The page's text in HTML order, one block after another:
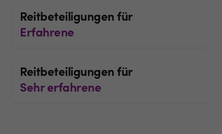
Reitbeteiligungen für
Erfahrene
Reitbeteiligungen für
Sehr erfahrene